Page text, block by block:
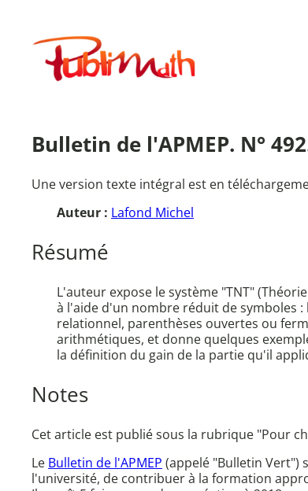
contenuPublimath
Bulletin de l'APMEP. N°
Une version texte intégral est en
Auteur : Lafond Michel
Résumé
L'auteur expose le système "TNT"
à l'aide d'un nombre réduit de symboles
relationnel, parenthèses ouvertes ou
arithmétiques, et donne quelques
la définition du gain de la partie qu'il
Notes
Cet article est publié sous la rubrique "Pour
Le Bulletin de l'APMEP (appelé "Bulletin Vert")
l'université, de contribuer à la formation